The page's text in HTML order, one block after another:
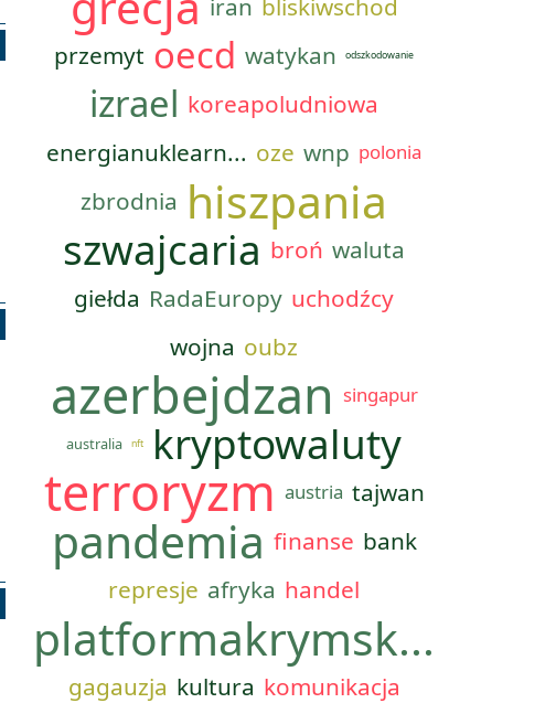
iran bliskiwschod
przemyt oecd watykan odszkodowanie
izrael koreapoludniowa
energianuklearn... oze wnp polonia
zbrodnia hiszpania
szwajcaria broń waluta
giełda RadaEuropy uchodźcy
wojna oubz
azerbejdzan singapur
australia nft kryptowaluty
terroryzm austria tajwan
pandemia finanse bank
represje afryka handel
platformakrymsk...
gagauzja kultura komunikacja